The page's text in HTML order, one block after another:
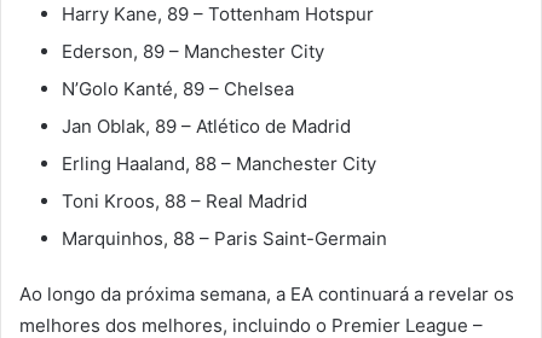
Harry Kane, 89 – Tottenham Hotspur
Ederson, 89 – Manchester City
N’Golo Kanté, 89 – Chelsea
Jan Oblak, 89 – Atlético de Madrid
Erling Haaland, 88 – Manchester City
Toni Kroos, 88 – Real Madrid
Marquinhos, 88 – Paris Saint-Germain
Ao longo da próxima semana, a EA continuará a revelar os
melhores dos melhores, incluindo o Premier League –